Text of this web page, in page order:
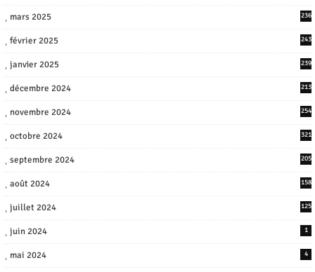
mars 2025 236
février 2025 243
janvier 2025 239
décembre 2024 213
novembre 2024 254
octobre 2024 321
septembre 2024 205
août 2024 158
juillet 2024 125
juin 2024 1
mai 2024 4